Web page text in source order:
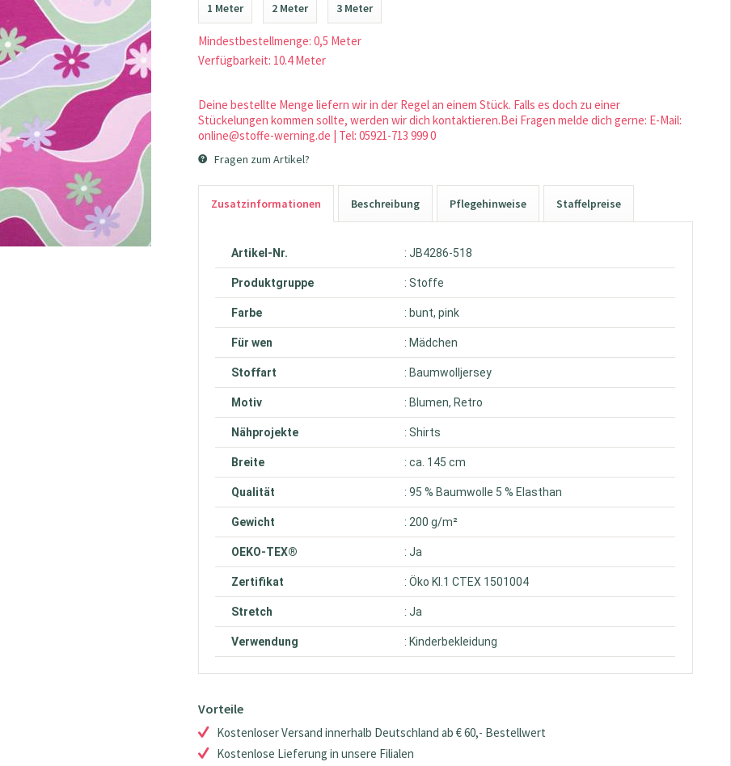
1 Meter 2 Meter 3 Meter
Mindestbestellmenge: 0,5 Meter
Verfügbarkeit: 10.4 Meter
Deine bestellte Menge liefern wir in der Regel an einem Stück. Falls es doch zu einer
Stückelungen kommen sollte, werden wir dich kontaktieren.Bei Fragen melde dich gerne: E-Mail:
online@stoffe-werning.de | Tel: 05921-713 999 0
Fragen zum Artikel?
Zusatzinformationen Beschreibung Pflegehinweise Staffelpreise
Artikel-Nr. : JB4286-518
Produktgruppe : Stoffe
Farbe : bunt, pink
Für wen : Mädchen
Stoffart : Baumwolljersey
Motiv : Blumen, Retro
Nähprojekte : Shirts
Breite : ca. 145 cm
Qualität : 95 % Baumwolle 5 % Elasthan
Gewicht : 200 g/m²
OEKO-TEX® : Ja
Zertifikat : Öko Kl.1 CTEX 1501004
Stretch : Ja
Verwendung : Kinderbekleidung
Vorteile
Kostenloser Versand innerhalb Deutschland ab € 60,- Bestellwert
Kostenlose Lieferung in unsere Filialen